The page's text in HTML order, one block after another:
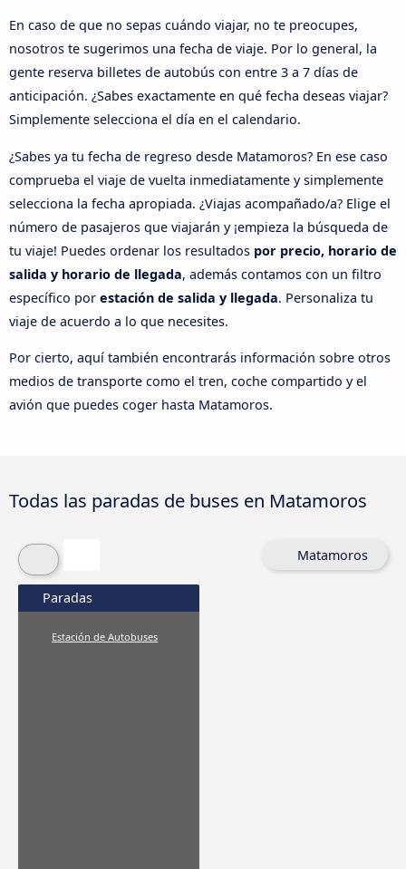
En caso de que no sepas cuándo viajar, no te preocupes,
nosotros te sugerimos una fecha de viaje. Por lo general, la
gente reserva billetes de autobús con entre 3 a 7 días de
anticipación. ¿Sabes exactamente en qué fecha deseas viajar?
Simplemente selecciona el día en el calendario.
¿Sabes ya tu fecha de regreso desde Matamoros? En ese caso
comprueba el viaje de vuelta inmediatamente y simplemente
selecciona la fecha apropiada. ¿Viajas acompañado/a? Elige el
número de pasajeros que viajarán y ¡empieza la búsqueda de
tu viaje! Puedes ordenar los resultados por precio, horario de
salida y horario de llegada, además contamos con un filtro
específico por estación de salida y llegada. Personaliza tu
viaje de acuerdo a lo que necesites.
Por cierto, aquí también encontrarás información sobre otros
medios de transporte como el tren, coche compartido y el
avión que puedes coger hasta Matamoros.
Todas las paradas de buses en Matamoros
Paradas
Estación de Autobuses
Matamoros